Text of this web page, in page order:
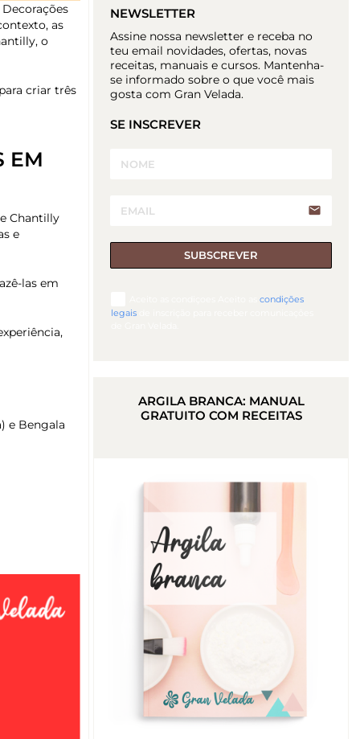
as
o
criar três
EM
Chantilly
e
las em
e Bengala
NEWSLETTER
Assine nossa newsletter e receba no
teu email novidades, ofertas, novas
receitas, manuais e cursos. Mantenha-
se informado sobre o que você mais
gosta com Gran Velada.
SE INSCREVER
email
SUBSCREVER
condições
legais
ARGILA BRANCA: MANUAL
GRATUITO COM RECEITAS